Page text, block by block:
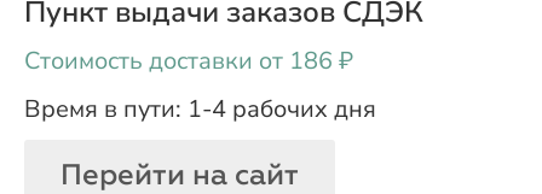
Пункт выдачи заказов СДЭК
oт 186 ₽
1-4 рабочих дня
Перейти на сайт